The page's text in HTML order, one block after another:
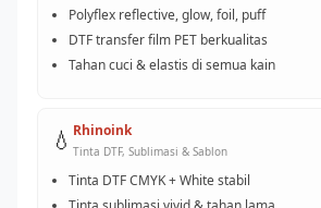
Polyflex reflective, glow, foil, puff
DTF transfer film PET berkualitas
Tahan cuci & elastis di semua kain
💧 Rhinoink
Tinta DTF, Sublimasi & Sablon
Tinta DTF CMYK + White stabil